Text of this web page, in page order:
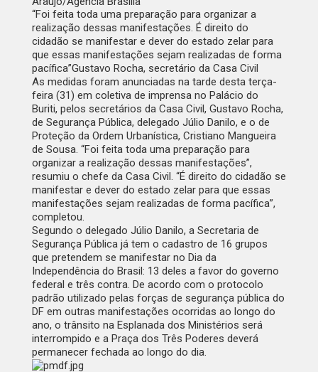
“Foi feita toda uma preparação para organizar a
realização dessas manifestações. É direito do
cidadão se manifestar e dever do estado zelar para
que essas manifestações sejam realizadas de forma
pacífica”Gustavo Rocha, secretário da Casa Civil
As medidas foram anunciadas na tarde desta terça-
feira (31) em coletiva de imprensa no Palácio do
Buriti, pelos secretários da Casa Civil, Gustavo Rocha,
de Segurança Pública, delegado Júlio Danilo, e o de
Proteção da Ordem Urbanística, Cristiano Mangueira
de Sousa. “Foi feita toda uma preparação para
organizar a realização dessas manifestações”,
resumiu o chefe da Casa Civil. “É direito do cidadão se
manifestar e dever do estado zelar para que essas
manifestações sejam realizadas de forma pacífica”,
completou.
Segundo o delegado Júlio Danilo, a Secretaria de
Segurança Pública já tem o cadastro de 16 grupos
que pretendem se manifestar no Dia da
Independência do Brasil : 13 deles a favor do governo
federal e três contra. De acordo com o protocolo
padrão utilizado pelas forças de segurança pública do
DF em outras manifestações ocorridas ao longo do
ano, o trânsito na Esplanada dos Ministérios será
interrompido e a Praça dos Três Poderes deverá
permanecer fechada ao longo do dia.